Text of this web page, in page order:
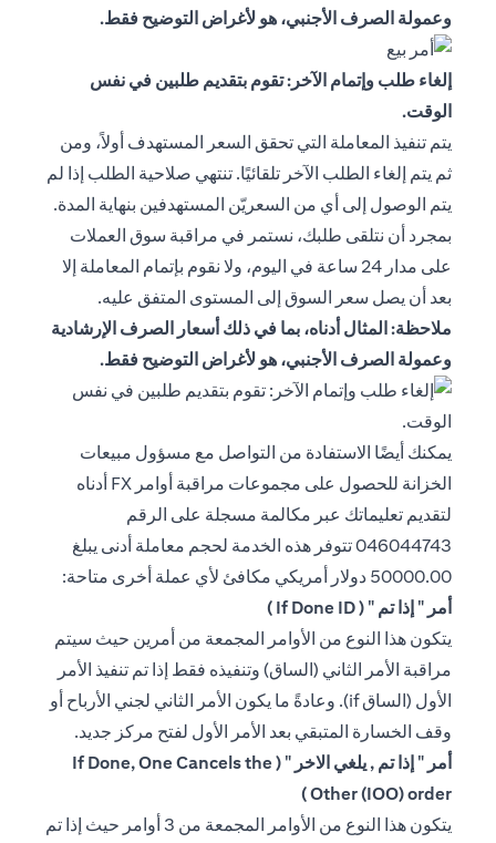
وعمولة الصرف الأجنبي، هو لأغراض التوضيح فقط.
إلغاء طلب وإتمام الآخر: تقوم بتقديم طلبين في نفس
الوقت.
يتم تنفيذ المعاملة التي تحقق السعر المستهدف أولاً، ومن
ثم يتم إلغاء الطلب الآخر تلقائيًا. تنتهي صلاحية الطلب إذا لم
يتم الوصول إلى أي من السعريّن المستهدفين بنهاية المدة.
بمجرد أن نتلقى طلبك، نستمر في مراقبة سوق العملات
على مدار 24 ساعة في اليوم، ولا نقوم بإتمام المعاملة إلا
بعد أن يصل سعر السوق إلى المستوى المتفق عليه.
ملاحظة: المثال أدناه، بما في ذلك أسعار الصرف الإرشادية
وعمولة الصرف الأجنبي، هو لأغراض التوضيح فقط.
يمكنك أيضًا الاستفادة من التواصل مع مسؤول مبيعات
الخزانة للحصول على مجموعات مراقبة أوامر FX أدناه
لتقديم تعليماتك عبر مكالمة مسجلة على الرقم
046044743 تتوفر هذه الخدمة لحجم معاملة أدنى يبلغ
50000.00 دولار أمريكي مكافئ لأي عملة أخرى متاحة:
أمر " إذا تم " ( If Done ID )
يتكون هذا النوع من الأوامر المجمعة من أمرين حيث سيتم
مراقبة الأمر الثاني (الساق) وتنفيذه فقط إذا تم تنفيذ الأمر
الأول (الساق if). وعادةً ما يكون الأمر الثاني لجني الأرباح أو
وقف الخسارة المتبقي بعد الأمر الأول لفتح مركز جديد.
أمر " إذا تم , يلغي الاخر " ( If Done, One Cancels the
Other (IOO) order )
يتكون هذا النوع من الأوامر المجمعة من 3 أوامر حيث إذا تم